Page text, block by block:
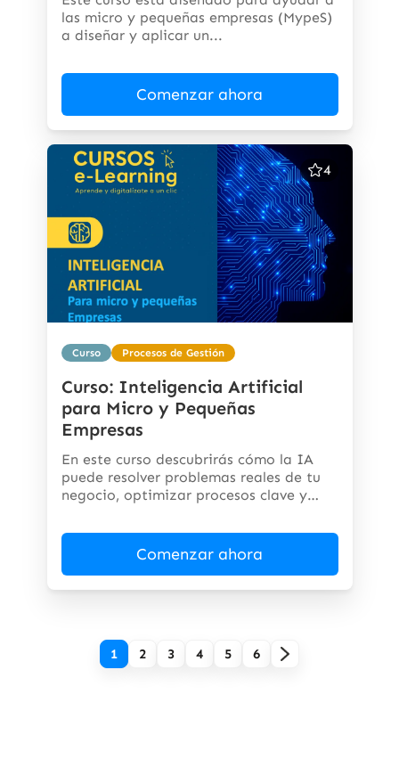
las micro y pequeñas empresas (MypeS)
a diseñar y aplicar un...
Comenzar ahora
4
Curso Procesos de Gestión
Curso: Inteligencia Artificial
para Micro y Pequeñas
Empresas
En este curso descubrirás cómo la IA
puede resolver problemas reales de tu
negocio, optimizar procesos clave y
Comenzar ahora
1 2 3 4 5 6